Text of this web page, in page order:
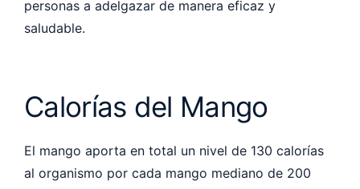
personas a adelgazar de manera eficaz y
saludable.
Calorías del Mango
El mango aporta en total un nivel de 130 calorías
al organismo por cada mango mediano de 200